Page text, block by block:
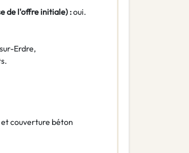
de l'offre initiale) :oui.
Erdre,
couverture béton